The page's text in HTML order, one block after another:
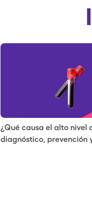
¿Qué causa el alto nivel
diagnóstico, prevención